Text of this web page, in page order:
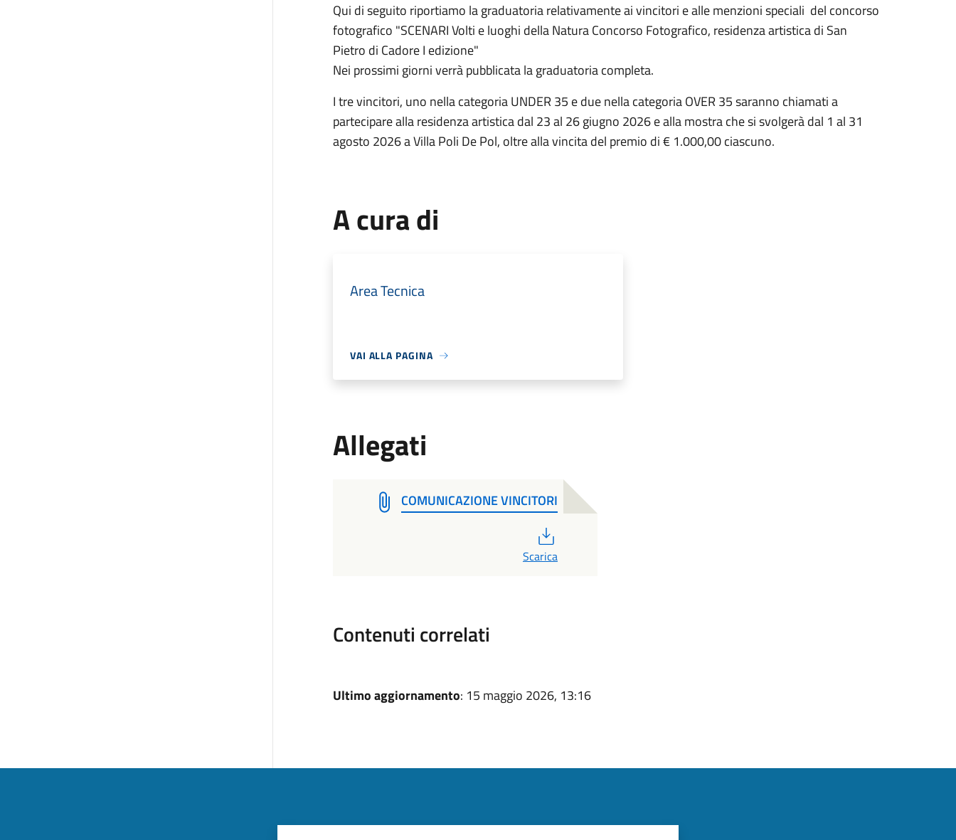
Qui di seguito riportiamo la graduatoria relativamente ai vincitori e alle menzioni speciali del concorso
fotografico "SCENARI Volti e luoghi della Natura Concorso Fotografico, residenza artistica di San
Pietro di Cadore I edizione"
Nei prossimi giorni verrà pubblicata la graduatoria completa.
I tre vincitori, uno nella categoria UNDER 35 e due nella categoria OVER 35 saranno chiamati a
partecipare alla residenza artistica dal 23 al 26 giugno 2026 e alla mostra che si svolgerà dal 1 al 31
agosto 2026 a Villa Poli De Pol, oltre alla vincita del premio di € 1.000,00 ciascuno.
A cura di
Area Tecnica
VAI ALLA PAGINA
Allegati
COMUNICAZIONE VINCITORI
Scarica
Contenuti correlati
Ultimo aggiornamento: 15 maggio 2026, 13:16